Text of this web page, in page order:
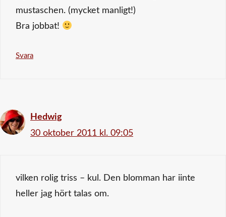
mustaschen. (mycket manligt!)
Bra jobbat!
Svara
Hedwig
30 oktober 2011 kl. 09:05
vilken rolig triss – kul. Den blomman har iinte
heller jag hört talas om.